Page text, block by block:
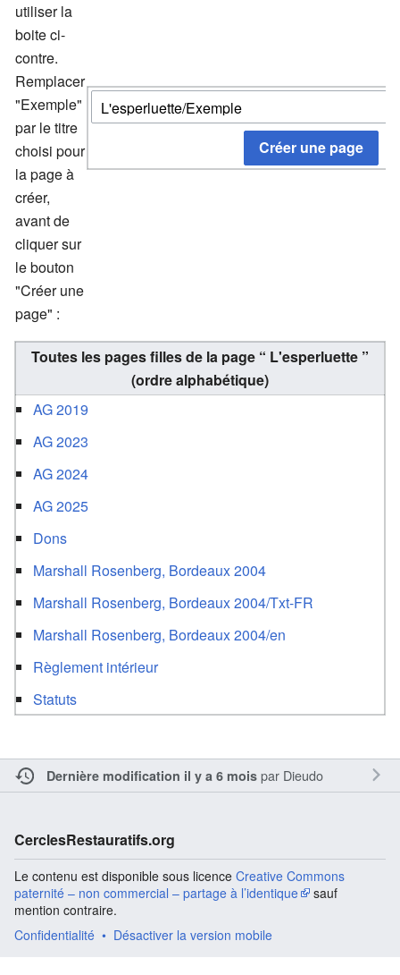
utiliser la
boite ci-
contre.
Remplacer
"Exemple"
par le titre
choisi pour
la page à
créer,
avant de
cliquer sur
le bouton
"Créer une
page" :
Toutes les pages filles de la page “ L'esperluette ”
(ordre alphabétique)
AG 2019
AG 2023
AG 2024
AG 2025
Dons
Marshall Rosenberg, Bordeaux 2004
Marshall Rosenberg, Bordeaux 2004/Txt-FR
Marshall Rosenberg, Bordeaux 2004/en
Règlement intérieur
Statuts
Dernière modification il y a 6 moispar Dieudo
CerclesRestauratifs.org
Le contenu est disponible sous licence Creative Commons
paternité – non commercial – partage à l’identique
sauf
mention contraire.
Confidentialité
Désactiver la version mobile